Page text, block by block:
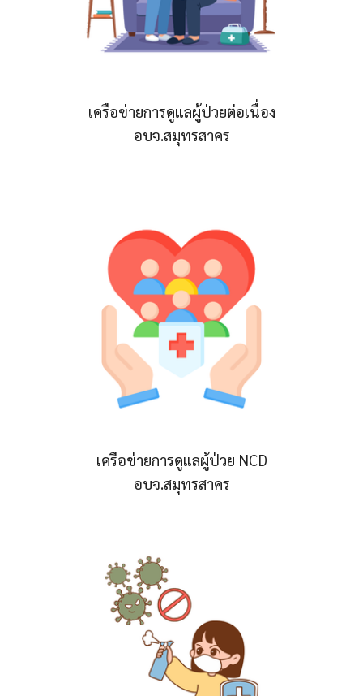
เครือข่ายการดูแลผู้ป่วยต่อเนื่อง
อบจ.สมุทรสาคร
เครือข่ายการดูแลผู้ป่วย NCD
อบจ.สมุทรสาคร